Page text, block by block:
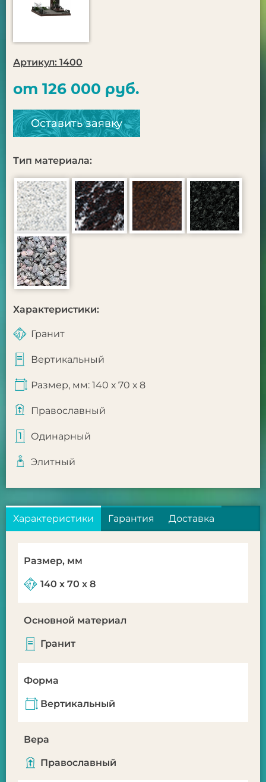
Артикул: 1400
от 126 000 руб.
Оставить заявку
Тип материала:
Характеристики:
Гранит
Вертикальный
Размер, мм: 140 х 70 х 8
Православный
Одинарный
Элитный
Характеристики Гарантия Доставка
Размер, мм
140 х 70 х 8
Основной материал
Гранит
Форма
Вертикальный
Вера
Православный